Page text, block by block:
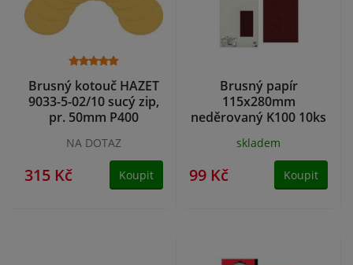
Brusný kotouč HAZET
9033-5-02/10 sucý zip,
pr. 50mm P400
NA DOTAZ
315 Kč Koupit
Brusný papír
115x280mm
neděrovaný K100 10ks
skladem
99 Kč Koupit